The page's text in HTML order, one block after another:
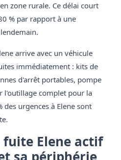
zone rurale. Ce délai court
% par rapport à une
arrive avec un véhicule
immédiatement : kits de
d'arrêt portables, pompe
l'outillage complet pour la
urgences à Elene sont
fuite Elene actif